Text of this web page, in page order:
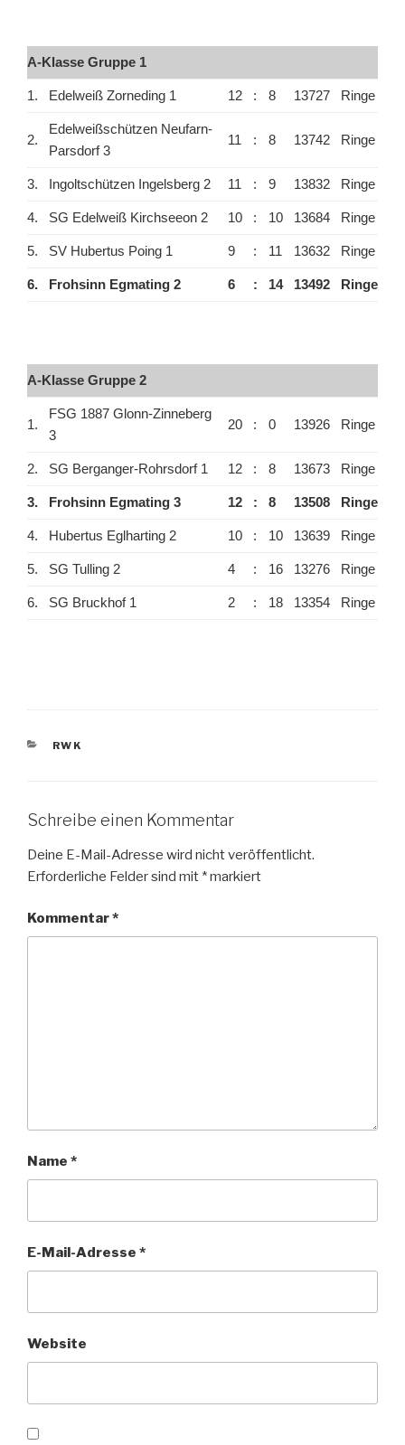
A-Klasse Gruppe 1
1. Edelweiß Zorneding 1 12 : 8 13727 Ringe
2.
Edelweißschützen Neufarn-
Parsdorf 3
11 : 8 13742 Ringe
3. Ingoltschützen Ingelsberg 2 11 : 9 13832 Ringe
4. SG Edelweiß Kirchseeon 2 10 : 10 13684 Ringe
5. SV Hubertus Poing 1 9 : 11 13632 Ringe
6. Frohsinn Egmating 2 6 : 14 13492 Ringe
A-Klasse Gruppe 2
1.
FSG 1887 Glonn-Zinneberg
3
20 : 0 13926 Ringe
2. SG Berganger-Rohrsdorf 1 12 : 8 13673 Ringe
3. Frohsinn Egmating 3 12 : 8 13508 Ringe
4. Hubertus Eglharting 2 10 : 10 13639 Ringe
5. SG Tulling 2 4 : 16 13276 Ringe
6. SG Bruckhof 1 2 : 18 13354 Ringe
KATEGORIEN
RWK
Schreibe einen Kommentar
Deine E-Mail-Adresse wird nicht veröffentlicht.
Erforderliche Felder sind mit *markiert
Kommentar*
Name *
E-Mail-Adresse *
Website